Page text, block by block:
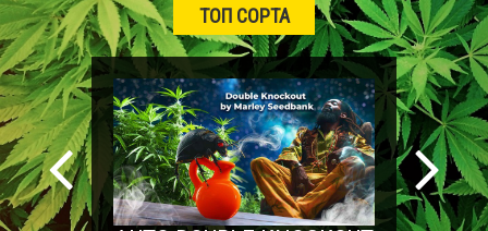
ТОП СОРТА